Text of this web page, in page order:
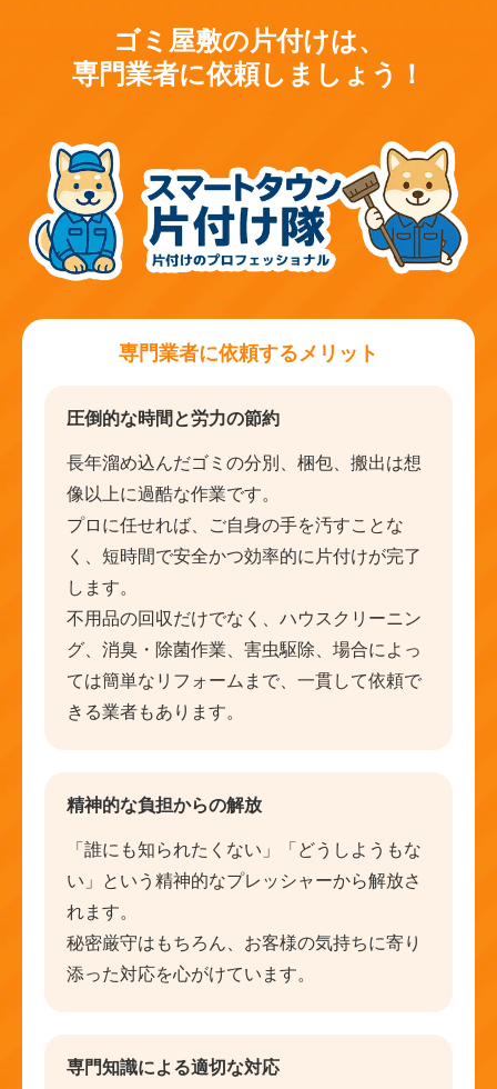
ゴミ屋敷の片付けは、
専門業者に依頼しましょう！
専門業者に依頼するメリット
圧倒的な時間と労力の節約
長年溜め込んだゴミの分別、梱包、搬出は想
像以上に過酷な作業です。
プロに任せれば、ご自身の手を汚すことな
く、短時間で安全かつ効率的に片付けが完了
します。
不用品の回収だけでなく、ハウスクリーニン
グ、消臭・除菌作業、害虫駆除、場合によっ
ては簡単なリフォームまで、一貫して依頼で
きる業者もあります。
精神的な負担からの解放
「誰にも知られたくない」「どうしようもな
い」という精神的なプレッシャーから解放さ
れます。
秘密厳守はもちろん、お客様の気持ちに寄り
添った対応を心がけています。
専門知識による適切な対応